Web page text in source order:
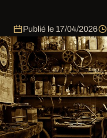
Publié le 17/04/2026